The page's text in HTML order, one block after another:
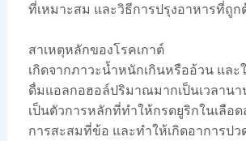
ที่เหมาะสม และวิธีการปรุงอาหารที่ถูก
สาเหตุหลักของโรคเกาต์
เกิดจากภาวะน้ำหนักเกินหรืออ้วน และ
ดื่มแอลกอฮอล์ปริมาณมากเป็นเวลาน
เป็นตัวการหลักที่ทำให้กรดยูริกในเลื
การสะสมที่ข้อ และทำให้เกิดอาการปว